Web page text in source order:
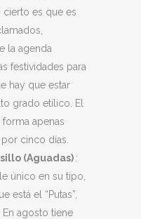
es que es
la agenda
festividades para
hay que estar
grado etílico. El
apenas
cinco días.
(Aguadas) :
único en su tipo,
está el “Putas”,
agosto tiene